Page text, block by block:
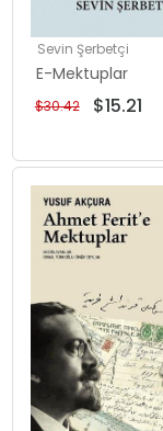
Sevin Şerbetçi
E-Mektuplar
$15.21
$30.42